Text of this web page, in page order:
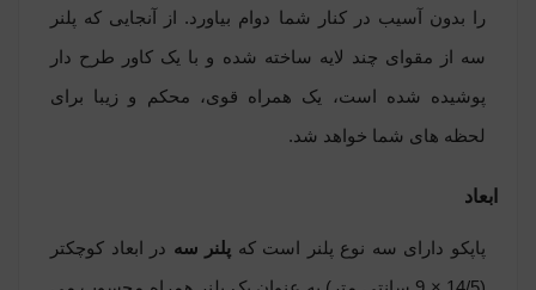
را بدون آسیب در کنار شما دوام بیاورد. از آنجایی که پلنر
سه از مقوای چند لایه ساخته شده و با یک کاور طرح دار
پوشیده شده است، یک همراه قوی، محکم و زیبا برای
لحظه های شما خواهد شد.
ابعاد
پاپکو دارای سه نوع پلنر است که پلنر سه در ابعاد کوچکتر